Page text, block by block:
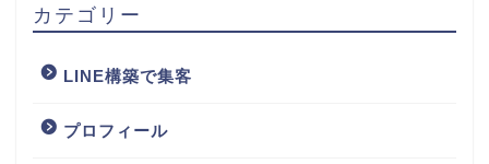
カテゴリー
LINE構築で集客
プロフィール